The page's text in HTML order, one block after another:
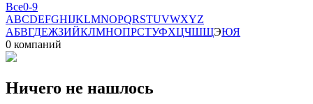
Все0-9
ABCDEFGHIJKLMNOPQRSTUVWXYZ
АБВГДЕЖЗИЙКЛМНОПРСТУФХЦЧШЩЭЮЯ
0 компаний
Ничего не нашлось